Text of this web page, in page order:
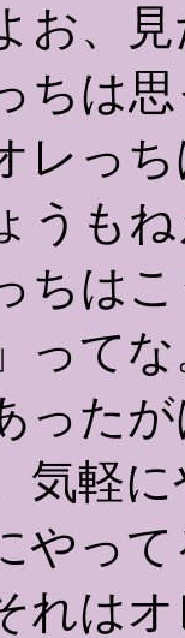
お、
ちは
レっ
うもね
ちは
ってな
った
気軽
やっ
れは